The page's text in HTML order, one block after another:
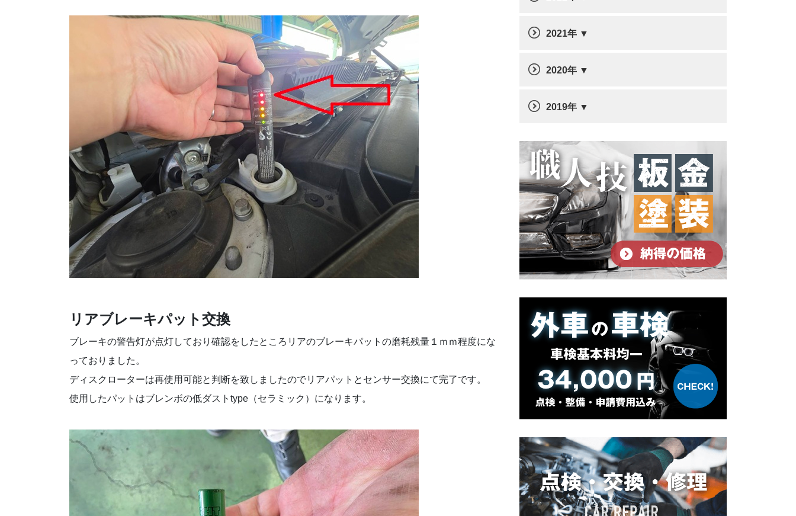
リアブレーキパット交換
ブレーキの警告灯が点灯しており確認をしたところリアのブレーキパットの磨耗残量１ｍｍ程度にな
っておりました。
ディスクローターは再使用可能と判断を致しましたのでリアパットとセンサー交換にて完了です。
使用したパットはブレンボの低ダストtype（セラミック）になります。
2021年
2020年
2019年